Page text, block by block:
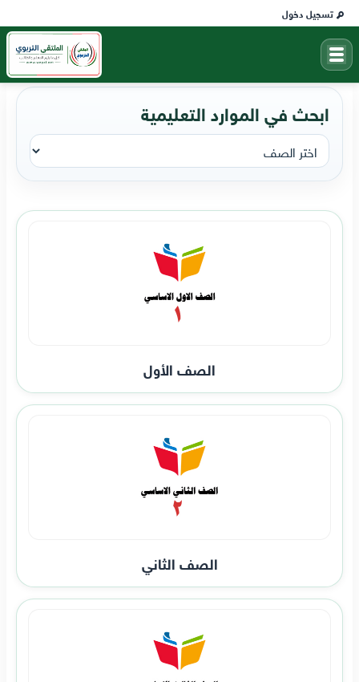
تسجيل دخول
ابحث في الموارد التعليمية
الصف الأول
الصف الثاني